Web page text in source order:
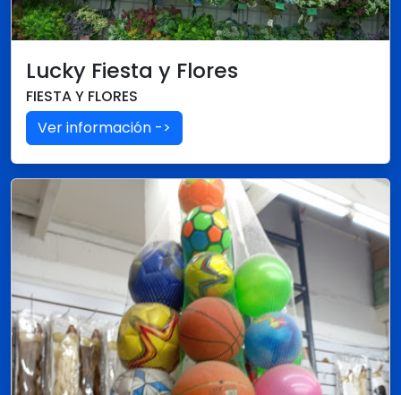
Lucky Fiesta y Flores
FIESTA Y FLORES
Ver información ->